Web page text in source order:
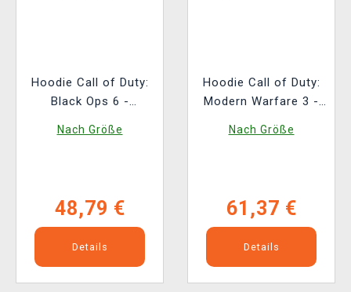
Hoodie Call of Duty:
Black Ops 6 -
Nach Größe
48,79 €
Details
Hoodie Call of Duty:
Modern Warfare 3 -
Nach Größe
61,37 €
Details